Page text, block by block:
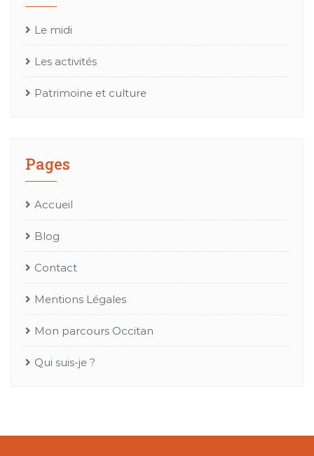
Le midi
Les activités
Patrimoine et culture
Pages
Accueil
Blog
Contact
Mentions Légales
Mon parcours Occitan
Qui suis-je ?